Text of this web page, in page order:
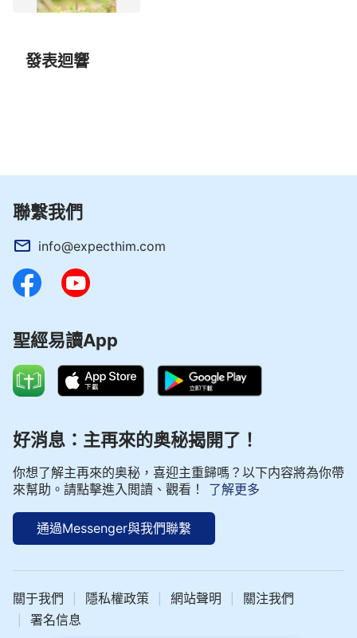
發表迴響
聯繫我們
info@expecthim.com
聖經易讀App
好消息：主再來的奥秘揭開了！
你想了解主再來的奥秘，喜迎主重歸嗎？以下内容將為你帶
來幫助。請點擊進入閲讀、觀看！
了解更多
通過Messenger與我們聯繫
關于我們 隱私權政策 網站聲明 關注我們
署名信息